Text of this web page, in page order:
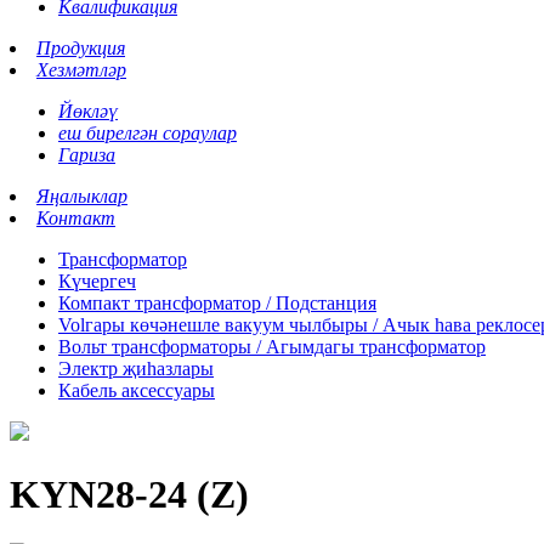
Квалификация
Продукция
Хезмәтләр
Йөкләү
еш бирелгән сораулар
Гариза
Яңалыклар
Контакт
Трансформатор
Күчергеч
Компакт трансформатор / Подстанция
Volгары көчәнешле вакуум чылбыры / Ачык һава
Вольт трансформаторы / Агымдагы трансформатор
Электр җиһазлары
Кабель аксессуары
KYN28-24 (Z)